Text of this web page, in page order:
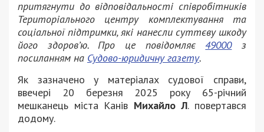
притягнути до відповідальності співробітників
Територіального центру комплектування та
соціальної підтримки, які нанесли суттєву шкоду
його здоров’ю. Про це повідомляє49000з
посиланням на Судово-юридичну газету.
Як зазначено у матеріалах судової справи,
ввечері 20 березня 2025 року 65-річний
мешканець міста Канів Михайло Л. повертався
додому.